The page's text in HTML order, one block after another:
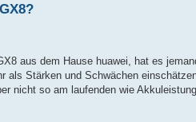
aus dem Hause huawei, hat es
als Stärken und Schwächen
nicht so am laufenden wie